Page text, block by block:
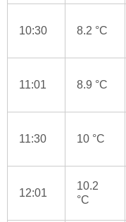
10:30 8.2 °C
11:01 8.9 °C
11:30 10 °C
12:01
10.2
°C